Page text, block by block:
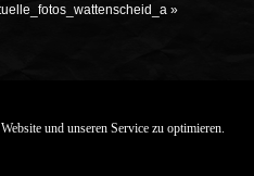
und unseren Service zu optimieren.
»